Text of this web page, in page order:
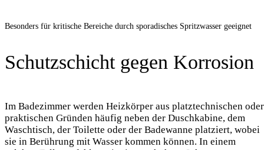
Besonders für kritische Bereiche durch sporadisches Spritzwasser geeignet
Schutzschicht gegen Korrosion
Im Badezimmer werden Heizkörper aus platztechnischen oder
praktischen Gründen häufig neben der Duschkabine, dem
Waschtisch, der Toilette oder der Badewanne platziert, wobei
sie in Berührung mit Wasser kommen können. In einem